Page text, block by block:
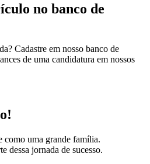
no banco de
Cadastre em nosso banco de
de uma candidatura em nossos
como uma grande família.
dessa jornada de sucesso.